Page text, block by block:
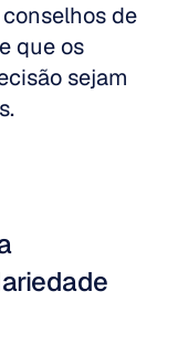
de
que os
sejam